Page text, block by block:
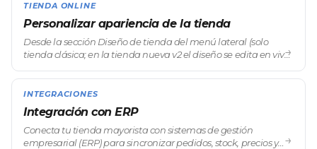
TIENDA ONLINE
Personalizar apariencia de la tienda
Desde la sección Diseño de tienda del menú lateral (solo
tienda clásica; en la tienda nueva v2 el diseño se edita en vivo
visual de tu portal ma
→
INTEGRACIONES
Integración con ERP
Conecta tu tienda mayorista con sistemas de gestión
empresarial (ERP) para sincronizar pedidos, stock, precios y
→